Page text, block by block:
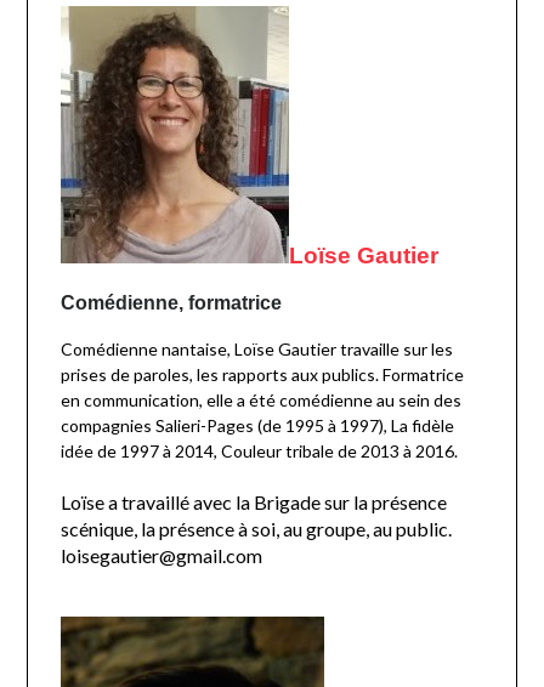
Loïse Gautier
Comédienne, formatrice
Comédienne nantaise, Loïse Gautier travaille sur les
prises de paroles, les rapports aux publics. Formatrice
en communication, elle a été comédienne au sein des
compagnies Salieri-Pages (de 1995 à 1997), La fidèle
idée de 1997 à 2014, Couleur tribale de 2013 à 2016.
Loïse a travaillé avec la Brigade sur la présence
scénique, la présence à soi, au groupe, au public.
loisegautier@gmail.com